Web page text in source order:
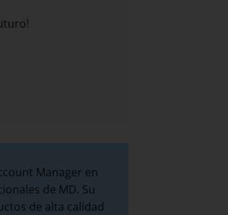
Manager en
de MD. Su
de alta calidad